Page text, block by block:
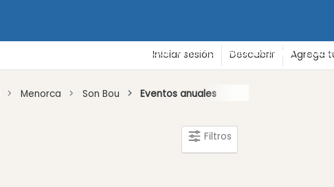
Gastronomía - Vida nocturna -
Iniciar sesión Descubrir Agrega
Menorca Son Bou Eventos anuales
Filtros